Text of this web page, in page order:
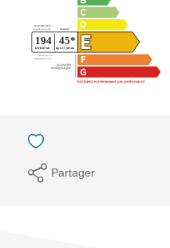
Partager